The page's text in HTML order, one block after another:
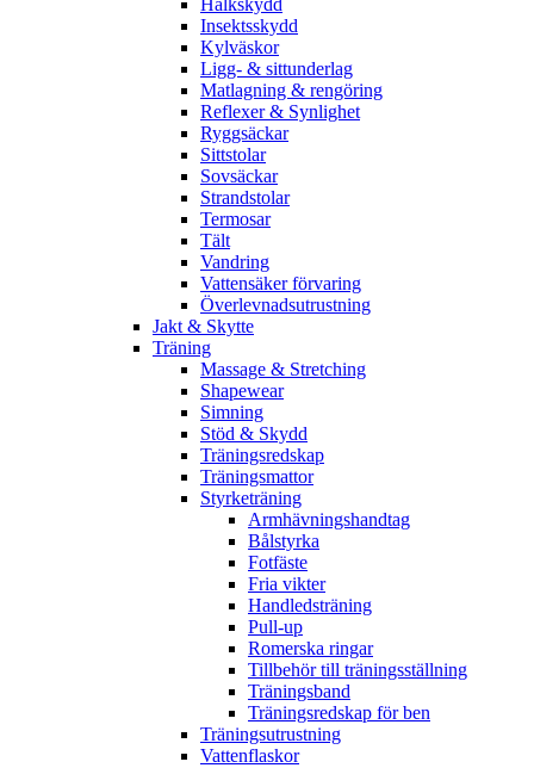
Halkskydd
Insektsskydd
Kylväskor
Ligg- & sittunderlag
Matlagning & rengöring
Reflexer & Synlighet
Ryggsäckar
Sittstolar
Sovsäckar
Strandstolar
Termosar
Tält
Vandring
Vattensäker förvaring
Överlevnadsutrustning
Jakt & Skytte
Träning
Massage & Stretching
Shapewear
Simning
Stöd & Skydd
Träningsredskap
Träningsmattor
Styrketräning
Armhävningshandtag
Bålstyrka
Fotfäste
Fria vikter
Handledsträning
Pull-up
Romerska ringar
Tillbehör till träningsställning
Träningsband
Träningsredskap för ben
Träningsutrustning
Vattenflaskor